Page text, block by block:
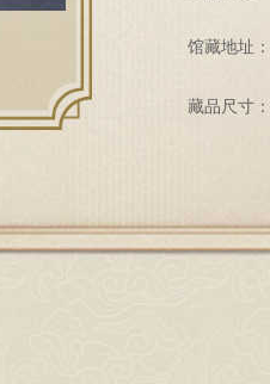
馆藏地址：
藏品尺寸：